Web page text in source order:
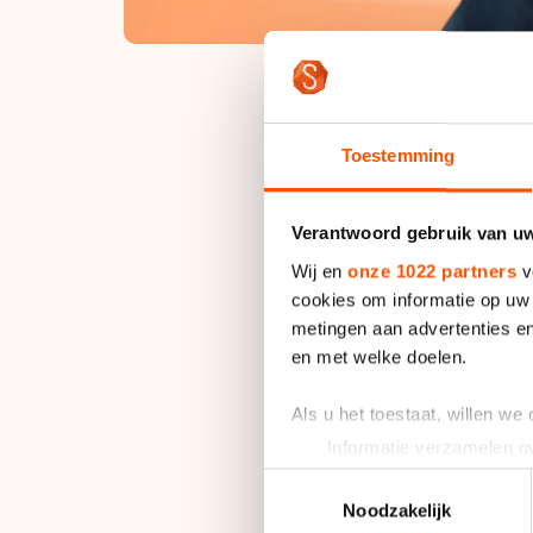
Toestemming
Verantwoord gebruik van
Wij en onze 1022 partners
cookies om informatie op
metingen aan advertenties
en met welke doelen.
Als u het toestaat, willen we
Informatie verzamelen
Uw apparaat
Lees meer over hoe uw
Noodzakelijk
"Gelukkig heb ik
haar prolongatie,
gediskwalificeerd
het Nederlandse
maken, het nu
Vesmacobaan
landen op een
goed genoeg was.